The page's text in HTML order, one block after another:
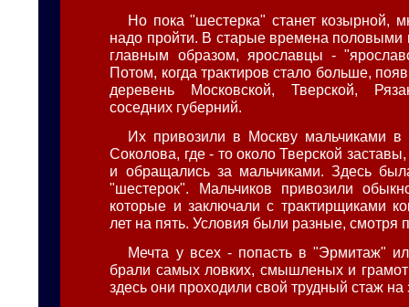
Но пока "шестерка" станет козырной,
надо пройти. В старые времена половыми
главным образом, ярославцы -
Потом, когда трактиров стало больше,
деревень Московской, Тверской,
соседних губерний.
Их привозили в Москву мальчиками в
Соколова, где - то около Тверской
и обращались за мальчиками. Здесь
"шестерок". Мальчиков привозили
которые и заключали с трактирщиками
лет на пять. Условия были разные, смотря
Мечта у всех - попасть в "Эрмитаж"
брали самых ловких, смышленых и
здесь они проходили свой трудный стаж на